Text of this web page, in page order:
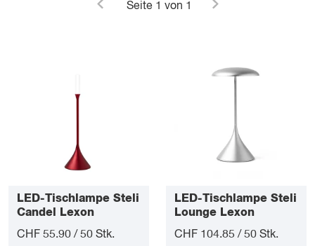
Seite 1 von 1
LED-Tischlampe Steli
Candel Lexon
CHF 55.90 / 50 Stk.
LED-Tischlampe Steli
Lounge Lexon
CHF 104.85 / 50 Stk.